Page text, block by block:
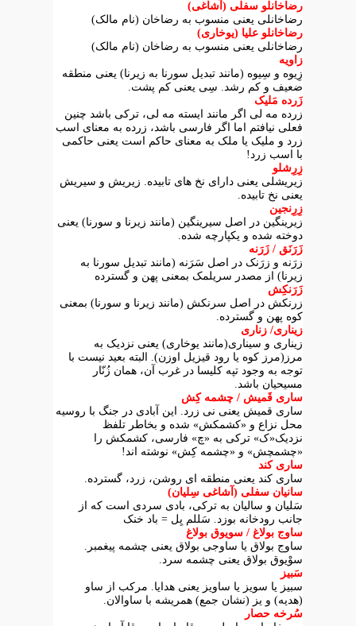
رضاخانلو سفلی (آشاغی)
رضاخانلی یعنی منسوب به رضاخان (نام مالک)
رضاخانلو علیا (یوخاری)
رضاخانلی یعنی منسوب به رضاخان (نام مالک)
زاویه
زِیوه و سِیوه (مانند تبدیل سورنا به زیرنا) یعنی منطقه
ضعیف و کم رشد. سِی یعنی کم پشت.
زَرده مَلیک
زرده مه لی اگر مانند ایسته مه لی، ترکی باشد چنین
فعلی نیافتم اما اگر فارسی باشد، زرده به معنای اسب
زرد و ملیک یا ملک به معنای حاکم است یعنی حاکمی
با اسب زرد!
زِرِشلو
زیریشلی یعنی دارای نخ های تابیده. زیریش و سیریش
یعنی نخ تابیده.
زِرِنجین
زیرینگین در اصل سیرینگین (مانند زیرنا و سورنا) یعنی
دوخته شده و یکپارچه شده.
زَرَنَق / زَرَنه
زرَنه و زرَنک در اصل سَرَنه (مانند تبدیل سورنا به
زیرنا) از مصدر سریلمک بمعنی پهن و گسترده
زَرَنکِش
زرنکش در اصل سرنکش (مانند زیرنا و سورنا) بمعنی
کوه پهن و گسترده.
زیناری/ زناری
زیناری و سیناری(مانند یوخاری) یعنی نزدیک به
مرز(مرز کوه یا رود قیزیل اوزن). البته بعید نیست با
توجه به وجود تپه کلیسا در غرب آن، همان زُنّار
مسیحیان باشد.
ساری قَمیش / چشمه کِش
ساری قمیش یعنی نی زرد. این آبادی در جنگ با روسیه
محل نزاع و «کشمکش» شده و بخاطر تلفظ
نزدیک«ک» ترکی به «چ» فارسی، کشمکش را
«چشمچش» و «چشمه کِش» نوشته اند!
ساری کند
ساری کند یعنی منطقه ای روشن، زرد، گسترده.
سانیان سفلی (آشاغی سِلیان)
سَلیان و سالیان به ترکی، بادی سردی است که از
جانب رودخانه بوزد. سَللم یِل = باد خنک
ساوج بولاغ / سویوق بولاغ
ساوج بولاق یا ساوجی بولاق یعنی چشمه پیغمبر.
سوْیوق بولاق یعنی چشمه سرد.
سَبیز
سبیز یا سویز یا ساویز یعنی هدایا. مرکب از ساو
(هدیه) و یز (نشان جمع) همریشه با ساوالان.
سُرخه حصار